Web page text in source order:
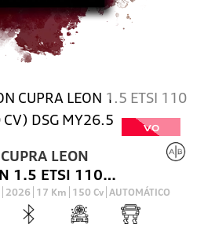
VO
CUPRA LEON
CUPRA LEON 1.5 ETSI 110 KW (150 CV) DSG MY26.5
2026 17 Km 150 Cv AUTOMÁTICO